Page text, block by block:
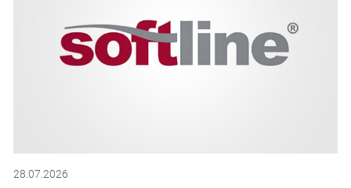
28.07.2026